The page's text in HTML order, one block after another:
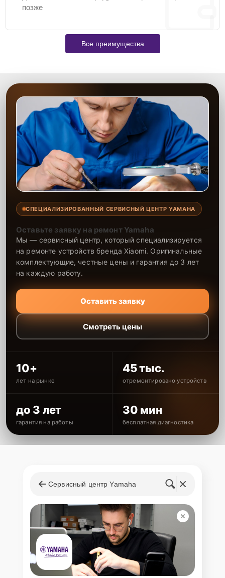
позже
Все преимущества
СПЕЦИАЛИЗИРОВАННЫЙ СЕРВИСНЫЙ ЦЕНТР YAMAHA
Оставьте заявку на ремонт Yamaha
Мы — сервисный центр, который специализируется
на ремонте устройств бренда Xiaomi. Оригинальные
комплектующие, честные цены и гарантия до 3 лет
на каждую работу.
Оставить заявку
Смотреть цены
10+
лет на рынке
45 тыс.
отремонтировано устройств
до 3 лет
гарантия на работы
30 мин
бесплатная диагностика
Сервисный центр Yamaha